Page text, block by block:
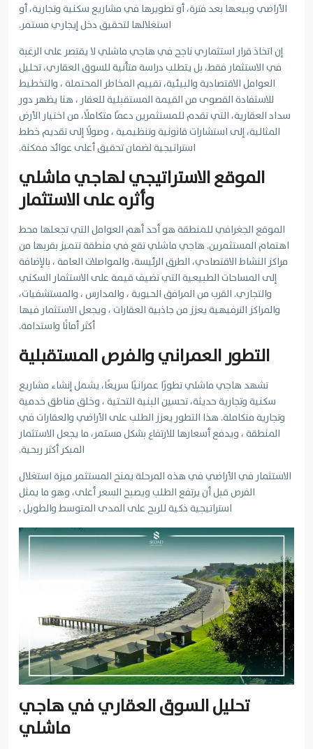
الأراضي وبيعها بعد فترة، أو تطويرها في مشاريع سكنية وتجارية، أو
استغلالها لتحقيق دخل إيجاري مستمر.
إن اتخاذ قرار استثماري ناجح في هاجي ماشلي لا يقتصر على الرغبة
في الاستثمار فقط، بل يتطلب دراسة متأنية للسوق العقاري، تحليل
العوامل الاقتصادية والبيئية، تقييم المخاطر المحتملة ، والتخطيط
للاستفادة القصوى من القيمة المستقبلية للعقار ، هنا يظهر دور
سداد العقارية، التي تقدم للمستثمرين دعمًا متكاملًا، من اختيار الأرض
المثالية، إلى استشارات قانونية وتنظيمية ، وصولًا إلى تقديم خطط
استراتيجية لضمان تحقيق أعلى عوائد ممكنة.
الموقع الاستراتيجي لهاجي ماشلي
وأثره على الاستثمار
الموقع الجغرافي للمنطقة هو أحد أهم العوامل التي تجعلها محط
اهتمام المستثمرين. هاجي ماشلي تقع في منطقة تتميز بقربها من
مراكز النشاط الاقتصادي، الطرق الرئيسة، والمواصلات العامة ، بالإضافة
إلى المساحات الطبيعية التي تضيف قيمة على الاستثمار السكني
والتجاري. القرب من المرافق الحيوية ، والمدارس ، والمستشفيات،
والمراكز الترفيهية يعزز من جاذبية العقارات ، ويجعل الاستثمار فيها
أكثر أمانًا واستدامة.
التطور العمراني والفرص المستقبلية
تشهد هاجي ماشلي تطورًا عمرانيًا سريعًا، يشمل إنشاء مشاريع
سكنية وتجارية حديثة، تحسين البنية التحتية ، وخلق مناطق خدمية
وتجارية متكاملة. هذا التطور يعزز الطلب على الأراضي والعقارات في
المنطقة ، ويدفع أسعارها للارتفاع بشكل مستمر، ما يجعل الاستثمار
المبكر أكثر ربحية.
الاستثمار في الأراضي في هذه المرحلة يمنح المستثمر ميزة استغلال
الفرص قبل أن يرتفع الطلب ويصبح السعر أعلى، وهو ما يمثل
استراتيجية ذكية للربح على المدى المتوسط والطويل .
تحليل السوق العقاري في هاجي
ماشلي